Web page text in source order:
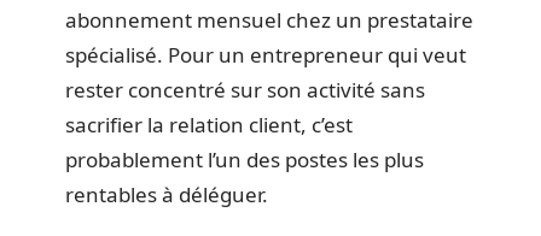
abonnement mensuel chez un prestataire
spécialisé. Pour un entrepreneur qui veut
rester concentré sur son activité sans
sacrifier la relation client, c’est
probablement l’un des postes les plus
rentables à déléguer.